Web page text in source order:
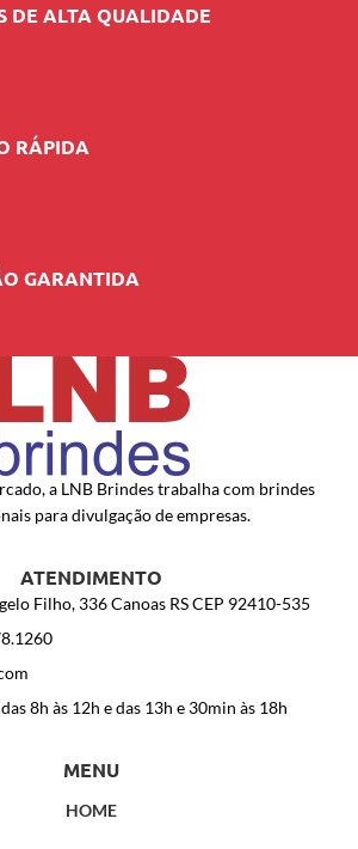
DE ALTA QUALIDADE
RÁPIDA
GARANTIDA
a LNB Brindes trabalha com brindes
para divulgação de empresas.
ATENDIMENTO
Filho, 336 Canoas RS CEP 92410-535
8h às 12h e das 13h e 30min às 18h
MENU
HOME